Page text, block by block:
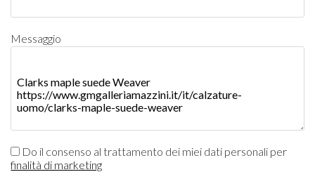
Messaggio
Do il consenso al trattamento dei miei dati personali per
finalità di marketing